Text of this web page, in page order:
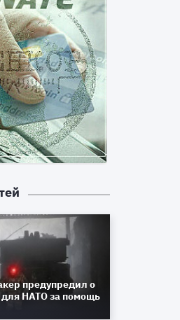
предупредил о
для НАТО за помощь